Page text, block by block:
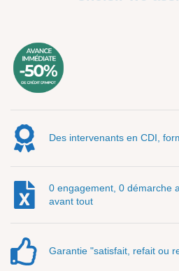
Des intervenants en CDI,
0 engagement, 0 démarche
avant tout
Garantie "satisfait, refait ou